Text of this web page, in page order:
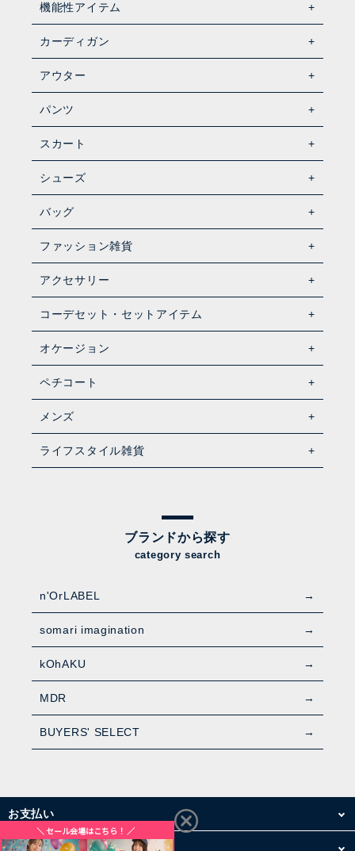
機能性アイテム
カーディガン
アウター
パンツ
スカート
シューズ
バッグ
ファッション雑貨
アクセサリー
コーデセット・セットアイテム
オケージョン
ペチコート
メンズ
ライフスタイル雑貨
ブランドから探す
category search
n'OrLABEL
somari imagination
kOhAKU
MDR
BUYERS' SELECT
お支払い
配送・送料